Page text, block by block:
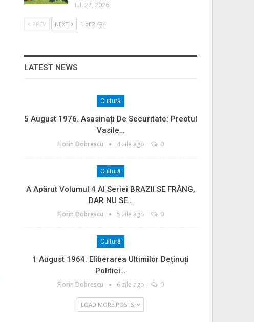
iul. 27, 2026
PREV NEXT 1 of 2.484
LATEST NEWS
Cultură
5 August 1976. Asasinați De Securitate: Preotul
Vasile…
Florin Dobrescu 4 zile ago 0
Cultură
A Apărut Volumul 4 Al Seriei BRAZII SE FRÂNG,
DAR NU SE…
Florin Dobrescu 5 zile ago 0
Cultură
1 August 1964. Eliberarea Ultimilor Deținuți
Politici…
Florin Dobrescu 6 zile ago 0
LOAD MORE POSTS